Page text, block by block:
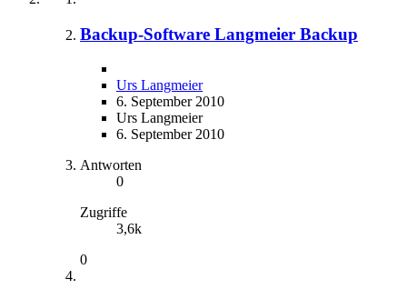
Backup-Software Langmeier Backup
Urs Langmeier
6. September 2010
Urs Langmeier
6. September 2010
Antworten
0
Zugriffe
3,6k
0